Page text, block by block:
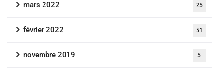
mars 2022 25
février 2022 51
novembre 2019 5